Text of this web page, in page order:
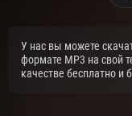
У нас вы можете
формате MP3 на свой
качестве бесплатно и